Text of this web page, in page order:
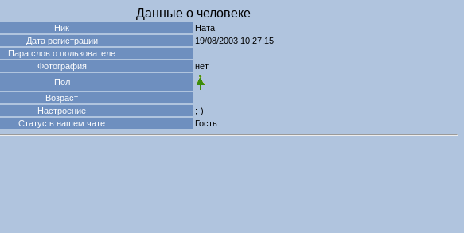
Данные о человеке
Ник
Ната
Дата регистрации
19/08/2003 10:27:15
Пара слов о пользователе
Фотография
нет
Пол
Возраст
Настроение
;-)
Статус в нашем чате
Гость